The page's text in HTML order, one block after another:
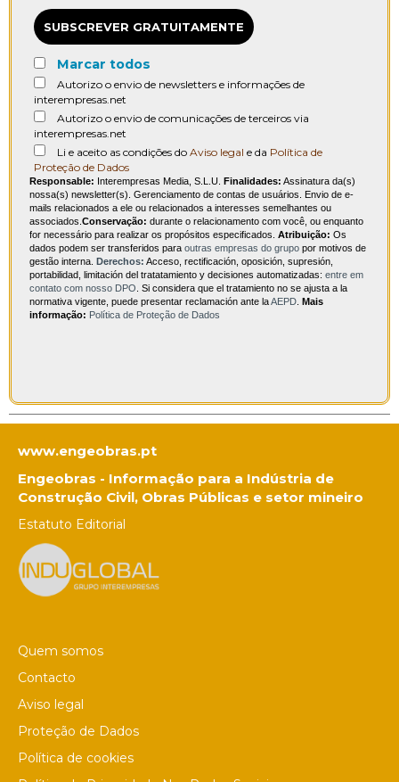
SUBSCREVER GRATUITAMENTE
Marcar todos
Autorizo o envio de newsletters e informações de
interempresas.net
Autorizo o envio de comunicações de terceiros via
interempresas.net
Li e aceito as condições do Aviso legal e da Política de
Proteção de Dados
Responsable: Interempresas Media, S.L.U. Finalidades: Assinatura da(s)
nossa(s) newsletter(s). Gerenciamento de contas de usuários. Envio de e-
mails relacionados a ele ou relacionados a interesses semelhantes ou
associados.Conservação: durante o relacionamento com você, ou enquanto
for necessário para realizar os propósitos especificados. Atribuição: Os
dados podem ser transferidos para outras empresas do grupo por motivos de
gestão interna. Derechos: Acceso, rectificación, oposición, supresión,
portabilidad, limitación del tratatamiento y decisiones automatizadas: entre em
contato com nosso DPO. Si considera que el tratamiento no se ajusta a la
normativa vigente, puede presentar reclamación ante laAEPD. Mais
informação: Política de Proteção de Dados
www.engeobras.pt
Engeobras - Informação para a Indústria de
Construção Civil, Obras Públicas e setor mineiro
Estatuto Editorial
Quem somos
Contacto
Aviso legal
Proteção de Dados
Política de cookies